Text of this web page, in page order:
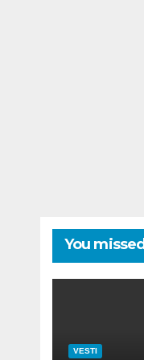
You missed
VESTI